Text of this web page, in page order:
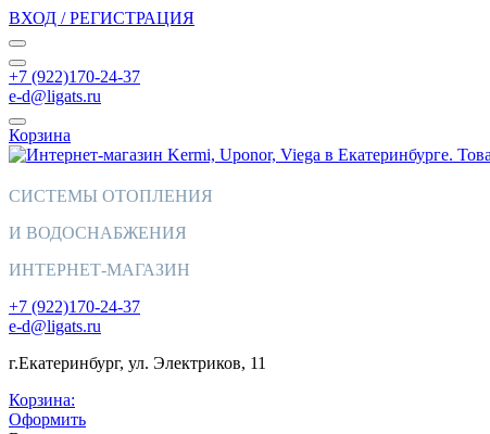
ВХОД / РЕГИСТРАЦИЯ
+7 (922)170-24-37
e-d@ligats.ru
Корзина
СИСТЕМЫ ОТОПЛЕНИЯ
И ВОДОСНАБЖЕНИЯ
ИНТЕРНЕТ-МАГАЗИН
+7 (922)170-24-37
e-d@ligats.ru
г.Екатеринбург, ул. Электриков, 11
Корзина:
Оформить